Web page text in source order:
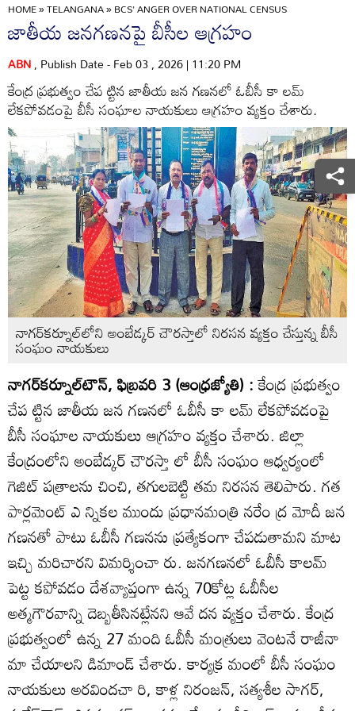
HOME»TELANGANA»BCS' ANGER OVER NATIONAL CENSUS
జాతీయ జనగణనపై బీసీల ఆగ్రహం
ABN, Publish Date - Feb 03 , 2026 | 11:20 PM
కేంద్ర ప్రభుత్వం చేప ట్టిన జాతీయ జన గణనలో ఓబీసీ కా లమ్‌
లేకపోవడంపై బీసీ సంఘాల నాయకులు ఆగ్రహం వ్యక్తం చేశారు.
నాగర్‌కర్నూల్‌లోని అంబేడ్కర్‌ చౌరస్తాలో నిరసన వ్యక్తం చేస్తున్న బీసీ
సంఘం నాయకులు
నాగర్‌కర్నూల్‌టౌన్‌, ఫిబ్రవరి 3 (ఆంధ్రజ్యోతి) :కేంద్ర ప్రభుత్వం
చేప ట్టిన జాతీయ జన గణనలో ఓబీసీ కా లమ్‌ లేకపోవడంపై
బీసీ సంఘాల నాయకులు ఆగ్రహం వ్యక్తం చేశారు. జిల్లా
కేంద్రంలోని అంబేడ్కర్‌ చౌరస్తా లో బీసీ సంఘం ఆధ్వర్యంలో
గెజిట్‌ పత్రాలను చించి, తగులబెట్టి తమ నిరసన తెలిపారు. గత
పార్లమెంట్‌ ఎ న్నికల ముందు ప్రధానమంత్రి నరేం ద్ర మోదీ జన
గణనతో పాటు ఓబీసీ గణనను ప్రత్యేకంగా చేపడుతామని మాట
ఇచ్చి మరిచారని విమర్శించా రు. జనగణనలో ఓబీసీ కాలమ్‌
పెట్ట కపోవడం దేశవ్యాప్తంగా ఉన్న 70కోట్ల ఓబీసీల
అత్మగౌరవాన్ని దెబ్బతీసినట్లేనని ఆవే దన వ్యక్తం చేశారు. కేంద్ర
ప్రభుత్వంలో ఉన్న 27 మంది ఓబీసీ మంత్రులు వెంటనే రాజీనా
మా చేయాలని డిమాండ్‌ చేశారు. కార్యక్ర మంలో బీసీ సంఘం
నాయకులు అరవిందచా రి, కాళ్ల నిరంజన్‌, సత్యశీల సాగర్‌,